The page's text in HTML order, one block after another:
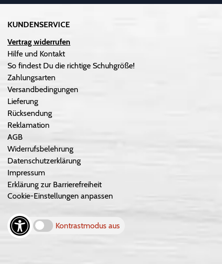
KUNDENSERVICE
Vertrag widerrufen
Hilfe und Kontakt
So findest Du die richtige Schuhgröße!
Zahlungsarten
Versandbedingungen
Lieferung
Rücksendung
Reklamation
AGB
Widerrufsbelehrung
Datenschutzerklärung
Impressum
Erklärung zur Barrierefreiheit
Cookie-Einstellungen anpassen
Kontrastmodus aus